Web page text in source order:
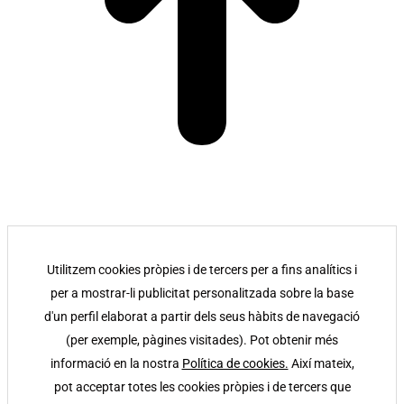
Utilitzem cookies pròpies i de tercers per a fins analítics i
per a mostrar-li publicitat personalitzada sobre la base
d'un perfil elaborat a partir dels seus hàbits de navegació
(per exemple, pàgines visitades). Pot obtenir més
informació en la nostra Política de cookies. Així mateix,
pot acceptar totes les cookies pròpies i de tercers que